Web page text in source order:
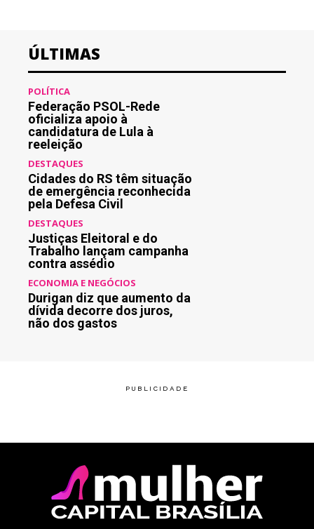
ÚLTIMAS
POLÍTICA
Federação PSOL-Rede
oficializa apoio à
candidatura de Lula à
reeleição
DESTAQUES
Cidades do RS têm situação
de emergência reconhecida
pela Defesa Civil
DESTAQUES
Justiças Eleitoral e do
Trabalho lançam campanha
contra assédio
ECONOMIA E NEGÓCIOS
Durigan diz que aumento da
dívida decorre dos juros,
não dos gastos